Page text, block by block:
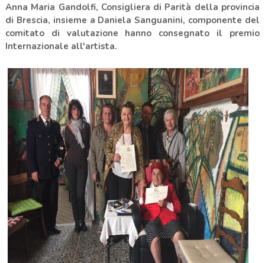
Anna Maria Gandolfi, Consigliera di Parità della provincia
di Brescia, insieme a Daniela Sanguanini, componente del
comitato di valutazione hanno consegnato il premio
Internazionale all'artista.